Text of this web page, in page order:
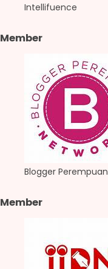
Intellifuence
Member
Blogger Perempuan
Member